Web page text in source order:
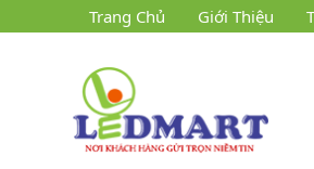
Trang Chủ Giới Thiệu